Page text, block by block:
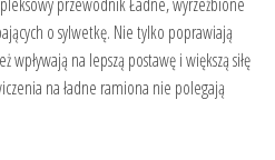
o sylwetkę. Nie tylko poprawiają
wpływają na lepszą postawę i większą siłę
na ładne ramiona nie polegają